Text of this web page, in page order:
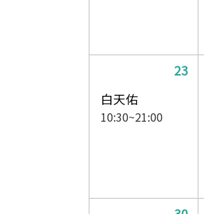
23
白天佑
10:30~21:00